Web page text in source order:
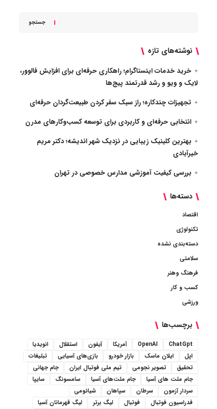
جستجو
نوشته‌های تازه
خرید خدمات اینستاگرام؛ راهکاری حرفه‌ای برای افزایش فالوور،
لایک و ویو و رشد قدرتمند پیج‌ها
تجهیزات چندکاره؛ راز سبک سفر کردن طبیعت‌گردان حرفه‌ای
انتخابی حرفه‌ای و کاربردی برای توسعه کسب‌وکارهای مدرن
بهترین کلینیک زیبایی در نزدیک شهر اندیشه؛ دکتر مریم
خیرآبادی
بررسی کیفیت آموزشی مدارس خصوصی در تهران
دسته‌ها
اقتصاد
تکنولوژی
دسته‌بندی نشده
سلامتی
فرهنگ وهنر
کسب و کار
ورزشی
برچسب‌ها
ChatGpt
OpenAI آمریکا آیفون استقلال
انویدیا
اپل
ایلان ماسک بازار خودرو بازی‌های آسیایی
تبلیغات
تحقیق
تصویر نجومی تیم ملی فوتبال ایران
جام جهانی
جام ملت های آسیا
جام ملت‌های آسیا سامسونگ
سایپا
سردار آزمون
سرطان سپاهان
شیائومی
فدراسیون فوتبال
فوتبال لیگ برتر
لیگ قهرمانان آسیا